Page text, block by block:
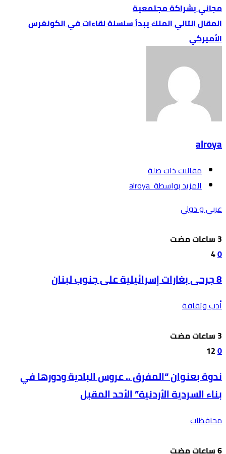
مجاني بشراكة مجتمعية
الملك يبدأ سلسلة لقاءات في الكونغرس
الأميركي
alroya
‫مقالات ذات صلة‬
‫‫المزيد بواسطة‬ ‬ alroya
عربي و دولي
0
4
8 جرحى بغارات إسرائيلية على جنوب لبنان
أدب وثقافة
0
12
ندوة بعنوان “المفرق .. عروس البادية ودورها في
بناء السردية الأردنية” الأحد المقبل
محافظات